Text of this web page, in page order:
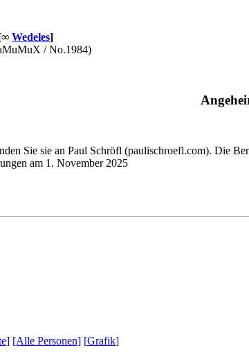
Wedeles]
/ No.1984)
Sie sie an Paul Schröfl (paulischroefl.com). Die
am 1. November 2025
] [Alle Personen] [Grafik]